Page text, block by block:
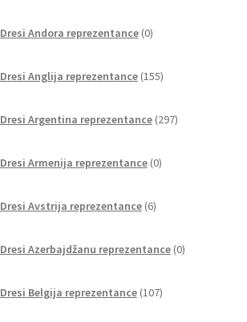
Dresi Andora reprezentance 0izdelkov
Dresi Anglija reprezentance 155izdelkov
Dresi Argentina reprezentance 297izdelkov
Dresi Armenija reprezentance 0izdelkov
Dresi Avstrija reprezentance 6izdelkov
Dresi Azerbajdžanu reprezentance 0izdelkov
Dresi Belgija reprezentance 107izdelkov